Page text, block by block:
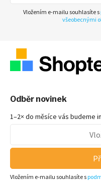
Vložením e-mailu souhlasíte s
všeobecnými
Odběr novinek
1–2× do měsíce vás budeme
Vložením e-mailu souhlasíte s